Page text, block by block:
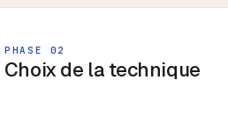
PHASE 02
Choix de la technique